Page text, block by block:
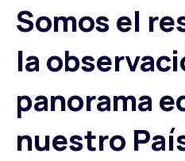
Somos el
la
panorama
nuestro